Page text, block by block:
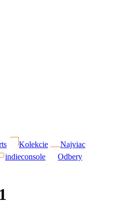
Kolekcie
Najviac
indieconsole Odbery